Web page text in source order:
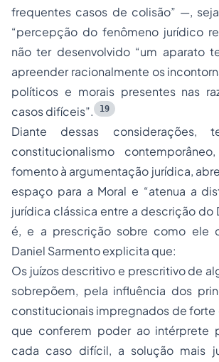
frequentes casos de colisão” —,
“percepção do fenômeno jurídico
não ter desenvolvido “um aparato
apreender racionalmente os
políticos e morais presentes nas
casos difíceis”.
19
Diante dessas
constitucionalismo
fomento à argumentação jurídica,
espaço para a Moral e “atenua a
jurídica clássica entre a descrição do
é, e a prescrição sobre como ele
Daniel Sarmento explicita que:
Os juízos descritivo e prescritivo de
sobrepõem, pela influência dos
constitucionais impregnados de forte
que conferem poder ao intérprete
cada caso difícil, a solução mais